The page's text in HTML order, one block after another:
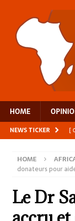
HOME
NEWS TICKER [
[
[
HOME
donateurs pour
Le Dr